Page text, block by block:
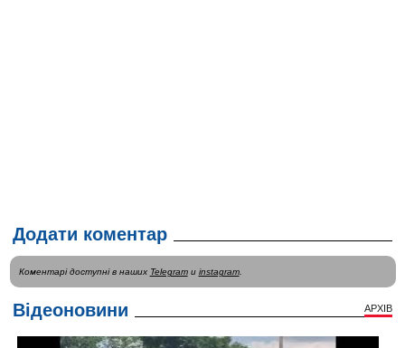
Додати коментар
Коментарі доступні в наших Telegramи instagram.
Відеоновини АРХІВ